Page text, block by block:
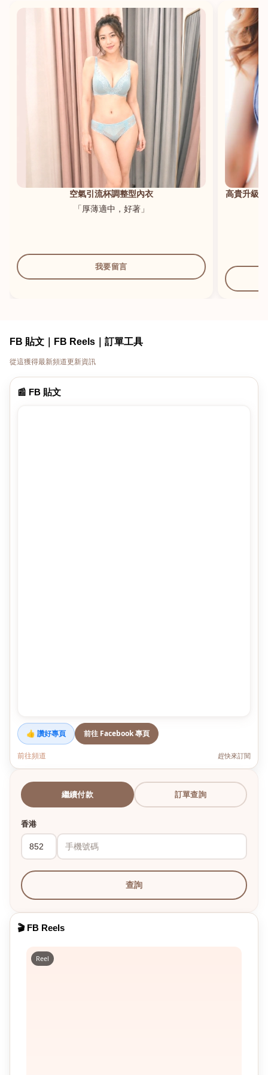
空氣引流杯調整型內衣
「厚薄適中，好著」
我要留言
高貴升級
FB 貼文｜FB Reels｜訂單工具
從這獲得最新頻道更新資訊
📰 FB 貼文
👍 讚好專頁 前往 Facebook 專頁
前往頻道 趕快來訂閱
繼續付款 訂單查詢
香港
查詢
🎬 FB Reels
Reel
港澳中文
English